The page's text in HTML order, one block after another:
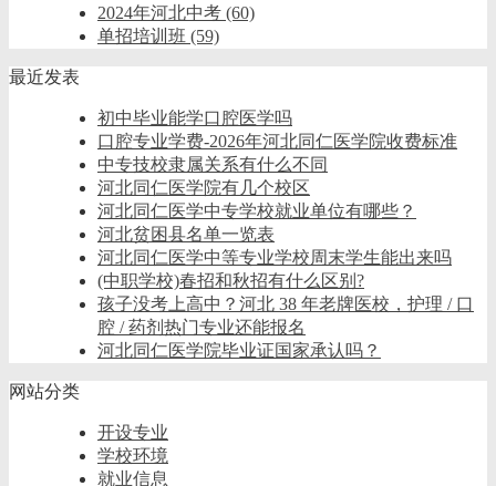
2024年河北中考 (60)
单招培训班 (59)
最近发表
初中毕业能学口腔医学吗
口腔专业学费-2026年河北同仁医学院收费标准
中专技校隶属关系有什么不同
河北同仁医学院有几个校区
河北同仁医学中专学校就业单位有哪些？
河北贫困县名单一览表
河北同仁医学中等专业学校周末学生能出来吗
(中职学校)春招和秋招有什么区别?
孩子没考上高中？河北 38 年老牌医校，护理 / 口
腔 / 药剂热门专业还能报名
河北同仁医学院毕业证国家承认吗？
网站分类
开设专业
学校环境
就业信息